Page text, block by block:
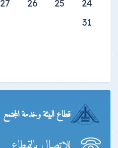
24
25
26
27
31
قطاع البيئة وخدمة المجتمع